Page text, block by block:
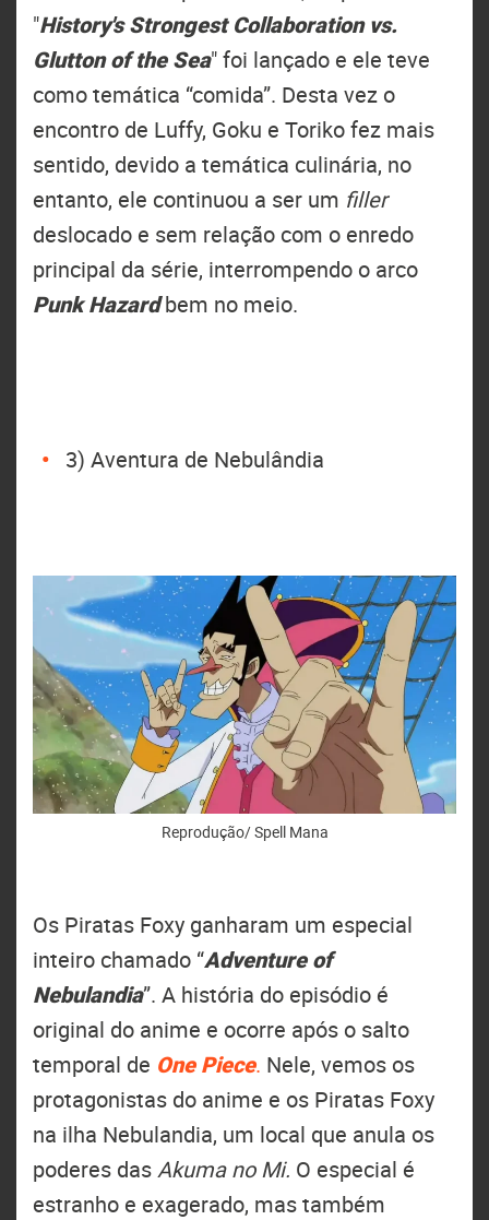
"History's Strongest Collaboration vs.
Glutton of the Sea" foi lançado e ele teve
como temática “comida”. Desta vez o
encontro de Luffy, Goku e Toriko fez mais
sentido, devido a temática culinária, no
entanto, ele continuou a ser um filler
deslocado e sem relação com o enredo
principal da série, interrompendo o arco
Punk Hazardbem no meio.
3) Aventura de Nebulândia
Reprodução/ Spell Mana
Os Piratas Foxy ganharam um especial
inteiro chamado “Adventure of
Nebulandia”. A história do episódio é
original do anime e ocorre após o salto
temporal de One Piece. Nele, vemos os
protagonistas do anime e os Piratas Foxy
na ilha Nebulandia, um local que anula os
poderes dasAkuma no Mi. O especial é
estranho e exagerado, mas também